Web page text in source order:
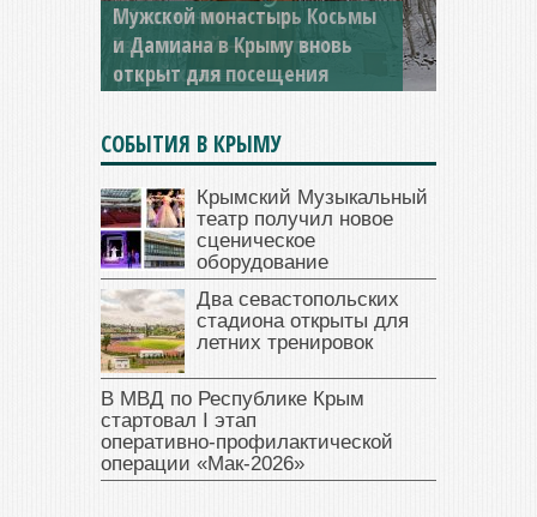
Мужской монастырь Косьмы
и Дамиана в Крыму вновь
открыт для посещения
СОБЫТИЯ В КРЫМУ
Крымский Музыкальный
театр получил новое
сценическое
оборудование
Два севастопольских
стадиона открыты для
летних тренировок
В МВД по Республике Крым
стартовал I этап
оперативно‑профилактической
операции «Мак‑2026»